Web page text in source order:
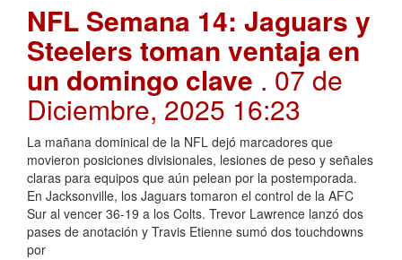
NFL Semana 14: Jaguars y
Steelers toman ventaja en
un domingo clave . 07 de
Diciembre, 2025 16:23
La mañana dominical de la NFL dejó marcadores que
movieron posiciones divisionales, lesiones de peso y señales
claras para equipos que aún pelean por la postemporada.
En Jacksonville, los Jaguars tomaron el control de la AFC
Sur al vencer 36-19 a los Colts. Trevor Lawrence lanzó dos
pases de anotación y Travis Etienne sumó dos touchdowns
por